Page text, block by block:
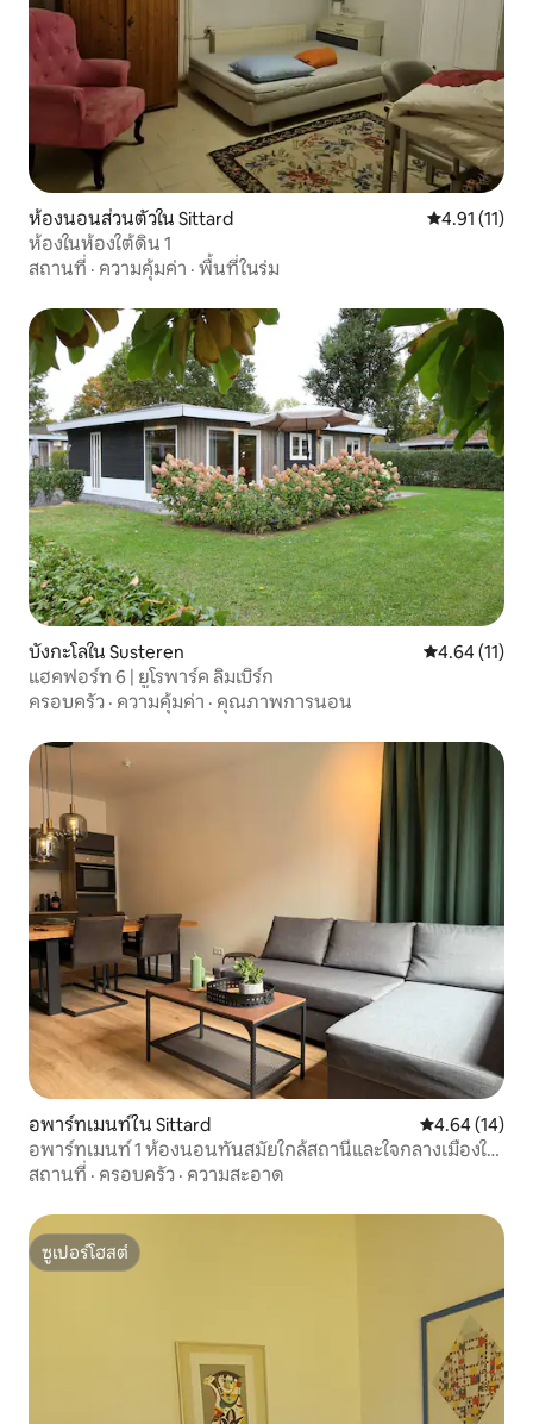
ห้องนอนส่วนตัวใน Sittard คะแนนเฉลี่ย
4.91 (11)
ห้องในห้องใต้ดิน 1
สถานที่ · ความคุ้มค่า · พื้นที่ในร่ม
บังกะโลใน Susteren คะแนนเฉลี่ย
4.64 (11)
แฮคฟอร์ท 6 | ยูโรพาร์ค ลิมเบิร์ก
ครอบครัว · ความคุ้มค่า · คุณภาพการนอน
อพาร์ทเมนท์ใน Sittard คะแนนเฉลี่ย
4.64 (14)
อพาร์ทเมนท์ 1 ห้องนอนทันสมัยใกล้สถานีและใจกลางเมืองใน
ซิตทาร์ด
สถานที่ · ครอบครัว · ความสะอาด
ซูเปอร์โฮสต์
ซูเปอร์โฮสต์